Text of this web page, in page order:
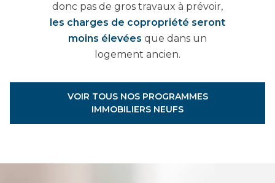
donc pas de gros travaux à prévoir,
les charges de copropriété seront
moins élevées que dans un
logement ancien.
VOIR TOUS NOS PROGRAMMES
IMMOBILIERS NEUFS